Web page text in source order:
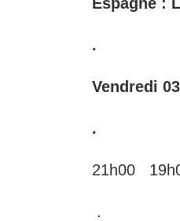
.
Vendredi
.
21h00
.